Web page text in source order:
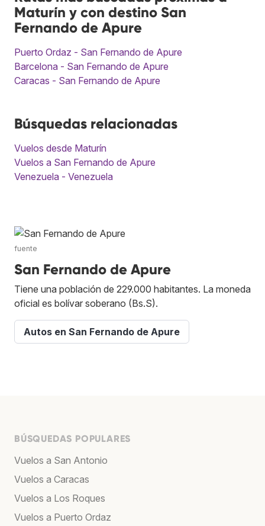
Maturín y con destino San
Fernando de Apure
Puerto Ordaz - San Fernando de Apure
Barcelona - San Fernando de Apure
Caracas - San Fernando de Apure
Búsquedas relacionadas
Vuelos desde Maturín
Vuelos a San Fernando de Apure
Venezuela - Venezuela
fuente
San Fernando de Apure
Tiene una población de 229.000 habitantes. La moneda
oficial es bolívar soberano (Bs.S).
Autos en San Fernando de Apure
BÚSQUEDAS POPULARES
Vuelos a San Antonio
Vuelos a Caracas
Vuelos a Los Roques
Vuelos a Puerto Ordaz